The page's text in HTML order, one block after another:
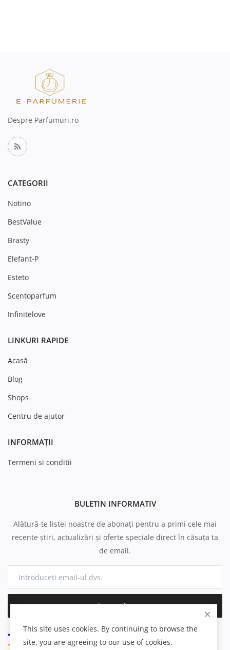
Despre Parfumuri.ro
CATEGORII
Notino
BestValue
Brasty
Elefant-P
Esteto
Scentoparfum
Infinitelove
LINKURI RAPIDE
Acasă
Blog
Shops
Centru de ajutor
INFORMAȚII
Termeni si conditii
BULETIN INFORMATIV
Alătură-te listei noastre de abonați pentru a primi cele mai
recente știri, actualizări și oferte speciale direct în căsuța ta
de email.
Abonează-te
This site uses cookies. By continuing to browse the
site, you are agreeing to our use of cookies.